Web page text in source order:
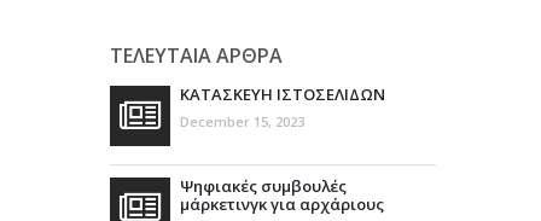
ΤΕΛΕΥΤΑΙΑ ΑΡΘΡΑ
ΚΑΤΑΣΚΕΥΗ ΙΣΤΟΣΕΛΙΔΩΝ
December 15, 2023
Ψηφιακές συμβουλές
μάρκετινγκ για αρχάριους